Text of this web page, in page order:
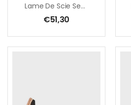
Lame De Scie Segmentée 68 Mm
€51,30